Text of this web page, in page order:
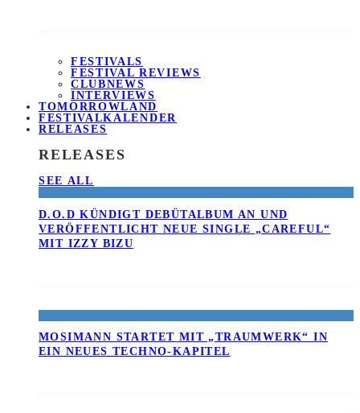
FESTIVALS
FESTIVAL REVIEWS
CLUBNEWS
INTERVIEWS
TOMORROWLAND
FESTIVALKALENDER
RELEASES
RELEASES
SEE ALL
D.O.D KÜNDIGT DEBÜTALBUM AN UND
VERÖFFENTLICHT NEUE SINGLE „CAREFUL“
MIT IZZY BIZU
MOSIMANN STARTET MIT „TRAUMWERK“ IN
EIN NEUES TECHNO-KAPITEL